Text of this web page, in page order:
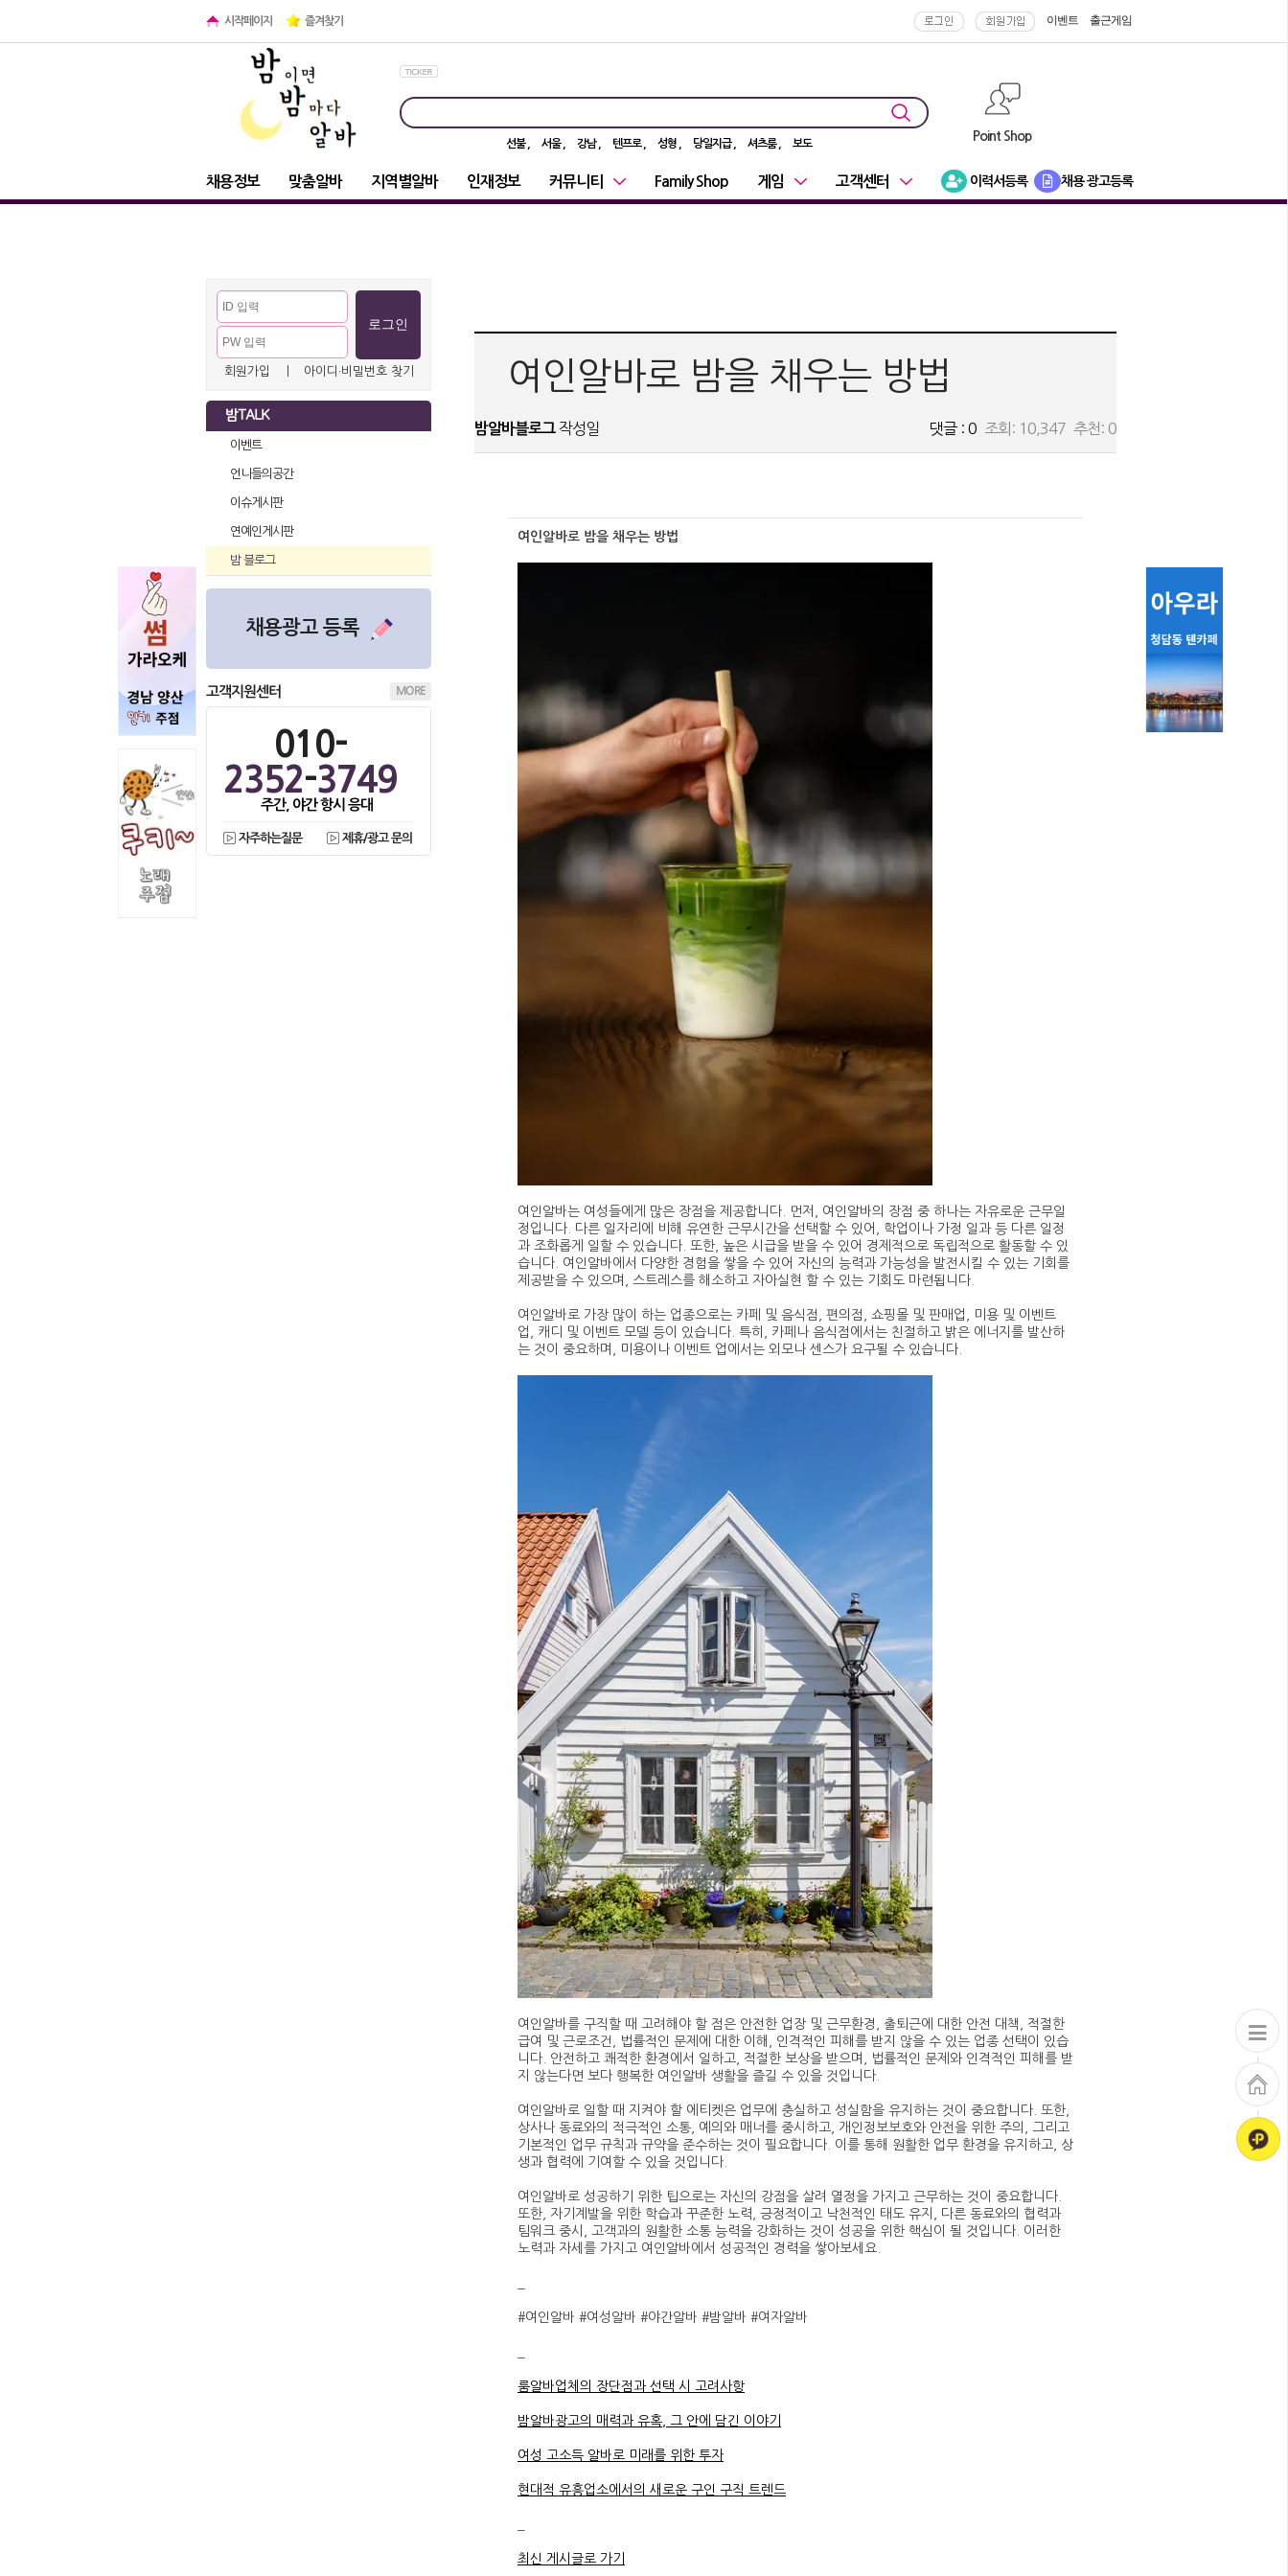
시작페이지 즐겨찾기 이벤트 출근게임
선불 서울 강남 텐프로 성형 당일지급 셔츠룸 보도
Point Shop
채용정보 맞춤알바 지역별알바 인재정보 커뮤니티 Family Shop 게임 고객센터 이력서등록 채용 광고등록
회원가입 아이디·비밀번호 찾기
밤TALK
이벤트
언니들의공간
이슈게시판
연예인게시판
밤 블로그
채용광고 등록
고객지원센터 MORE
010-
2352-3749
주간, 야간 항시 응대
자주하는질문 제휴/광고 문의
여인알바로 밤을 채우는 방법
밤알바블로그 작성일 댓글 : 0 조회: 10,347 추천: 0
여인알바로 밤을 채우는 방법
여인알바는 여성들에게 많은 장점을 제공합니다. 먼저, 여인알바의 장점 중 하나는 자유로운 근무일
정입니다. 다른 일자리에 비해 유연한 근무시간을 선택할 수 있어, 학업이나 가정 일과 등 다른 일정
과 조화롭게 일할 수 있습니다. 또한, 높은 시급을 받을 수 있어 경제적으로 독립적으로 활동할 수 있
습니다. 여인알바에서 다양한 경험을 쌓을 수 있어 자신의 능력과 가능성을 발전시킬 수 있는 기회를
제공받을 수 있으며, 스트레스를 해소하고 자아실현 할 수 있는 기회도 마련됩니다.
여인알바로 가장 많이 하는 업종으로는 카페 및 음식점, 편의점, 쇼핑몰 및 판매업, 미용 및 이벤트
업, 캐디 및 이벤트 모델 등이 있습니다. 특히, 카페나 음식점에서는 친절하고 밝은 에너지를 발산하
는 것이 중요하며, 미용이나 이벤트 업에서는 외모나 센스가 요구될 수 있습니다.
여인알바를 구직할 때 고려해야 할 점은 안전한 업장 및 근무환경, 출퇴근에 대한 안전 대책, 적절한
급여 및 근로조건, 법률적인 문제에 대한 이해, 인격적인 피해를 받지 않을 수 있는 업종 선택이 있습
니다. 안전하고 쾌적한 환경에서 일하고, 적절한 보상을 받으며, 법률적인 문제와 인격적인 피해를 받
지 않는다면 보다 행복한 여인알바 생활을 즐길 수 있을 것입니다.
여인알바로 일할 때 지켜야 할 에티켓은 업무에 충실하고 성실함을 유지하는 것이 중요합니다. 또한,
상사나 동료와의 적극적인 소통, 예의와 매너를 중시하고, 개인정보보호와 안전을 위한 주의, 그리고
기본적인 업무 규칙과 규약을 준수하는 것이 필요합니다. 이를 통해 원활한 업무 환경을 유지하고, 상
생과 협력에 기여할 수 있을 것입니다.
여인알바로 성공하기 위한 팁으로는 자신의 강점을 살려 열정을 가지고 근무하는 것이 중요합니다.
또한, 자기계발을 위한 학습과 꾸준한 노력, 긍정적이고 낙천적인 태도 유지, 다른 동료와의 협력과
팀워크 중시, 고객과의 원활한 소통 능력을 강화하는 것이 성공을 위한 핵심이 될 것입니다. 이러한
노력과 자세를 가지고 여인알바에서 성공적인 경력을 쌓아보세요.
#여인알바 #여성알바 #야간알바 #밤알바 #여자알바
룸알바업체의 장단점과 선택 시 고려사항
밤알바광고의 매력과 유혹, 그 안에 담긴 이야기
여성 고소득 알바로 미래를 위한 투자
현대적 유흥업소에서의 새로운 구인 구직 트렌드
최신 게시글로 가기